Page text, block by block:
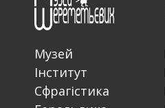
Музей
Інститут
Сфрагістика